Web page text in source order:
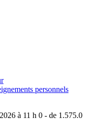
personnels
à 11 h 0 - de 1.575.0